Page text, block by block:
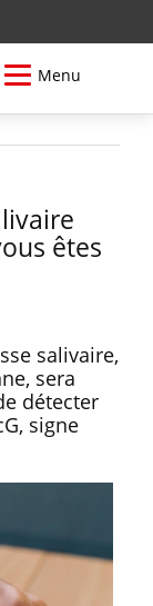
Menu
êtes
salivaire,
sera
détecter
signe